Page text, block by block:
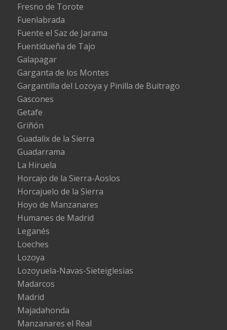
Fresno de Torote
Fuenlabrada
Fuente el Saz de Jarama
Fuentidueña de Tajo
Galapagar
Garganta de los Montes
Gargantilla del Lozoya y Pinilla de Buitrago
Gascones
Getafe
Griñón
Guadalix de la Sierra
Guadarrama
La Hiruela
Horcajo de la Sierra-Aoslos
Horcajuelo de la Sierra
Hoyo de Manzanares
Humanes de Madrid
Leganés
Loeches
Lozoya
Lozoyuela-Navas-Sieteiglesias
Madarcos
Madrid
Majadahonda
Manzanares el Real